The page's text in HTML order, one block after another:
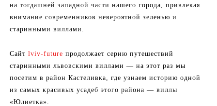
на тогдашней западной части нашего города, привлекая
внимание современников невероятной зеленью и
старинными виллами.
Сайт lviv-future продолжает серию путешествий
старинными львовскими виллами — на этот раз мы
посетим в район Кастеливка, где узнаем историю одной
из самых красивых усадеб этого района — виллы
«Юлиетка».